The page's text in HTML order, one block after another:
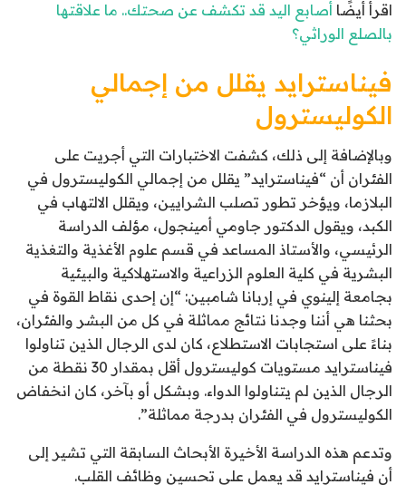
اقرأ أيضًا أصابع اليد قد تكشف عن صحتك.. ما علاقتها
بالصلع الوراثي؟
فيناسترايد يقلل من إجمالي
الكوليسترول
وبالإضافة إلى ذلك، كشفت الاختبارات التي أجريت على
الفئران أن “فيناسترايد” يقلل من إجمالي الكوليسترول في
البلازما، ويؤخر تطور تصلب الشرايين، ويقلل الالتهاب في
الكبد، ويقول الدكتور جاومي أمينجول، مؤلف الدراسة
الرئيسي، والأستاذ المساعد في قسم علوم الأغذية والتغذية
البشرية في كلية العلوم الزراعية والاستهلاكية والبيئية
بجامعة إلينوي في إربانا شامبين: “إن إحدى نقاط القوة في
بحثنا هي أننا وجدنا نتائج مماثلة في كل من البشر والفئران،
بناءً على استجابات الاستطلاع، كان لدى الرجال الذين تناولوا
فيناسترايد مستويات كوليسترول أقل بمقدار 30 نقطة من
الرجال الذين لم يتناولوا الدواء. وبشكل أو بآخر، كان انخفاض
الكوليسترول في الفئران بدرجة مماثلة”.
وتدعم هذه الدراسة الأخيرة الأبحاث السابقة التي تشير إلى
أن فيناسترايد قد يعمل على تحسين وظائف القلب.